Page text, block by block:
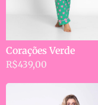
Corações Verde
R$439,00